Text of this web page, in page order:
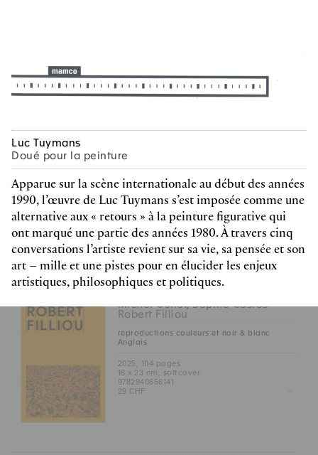
2025, 184 pages
22.5 x 30.5 cm, hardcover
9783753309422
Robert Filliou
Français
2025, 104 pages
16 x 23 cm, softcover
9782940656134
29 CHF
Z
Michel Collet, Sophie Costes
Robert Filliou
reproductions couleurs et noir & blanc
Anglais
2025, 104 pages
16 x 23 cm, softcover
9782940656141
29 CHF
Luc Tuymans
Doué pour la peinture
Apparue sur la scène internationale au début des années
1990, l’œuvre de Luc Tuymans s’est imposée comme une
alternative aux « retours » à la peinture figurative qui
ont marqué une partie des années 1980. À travers cinq
conversations l’artiste revient sur sa vie, sa pensée et son
art – mille et une pistes pour en élucider les enjeux
artistiques, philosophiques et politiques.